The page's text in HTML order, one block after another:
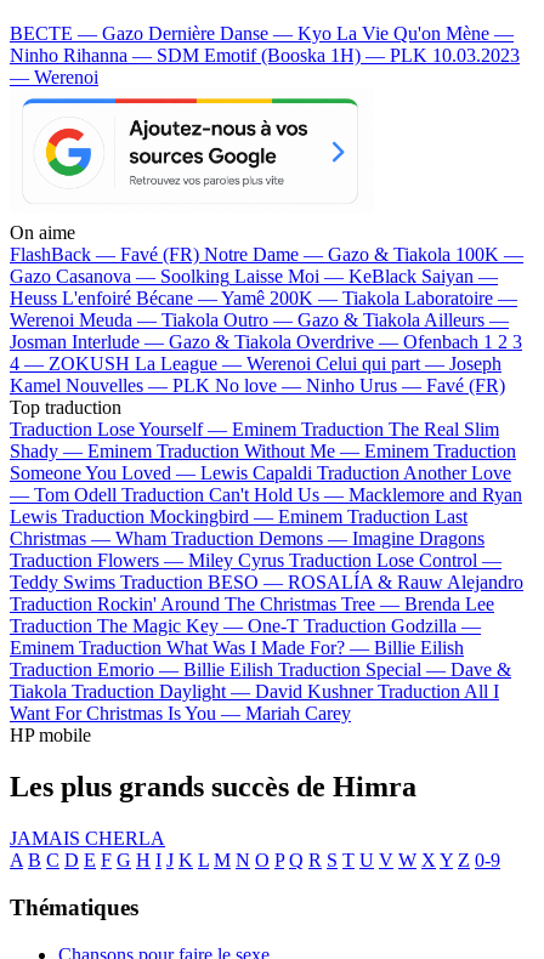
BECTE — Gazo Dernière Danse — Kyo La Vie Qu'on Mène —
Ninho Rihanna — SDM Emotif (Booska 1H) — PLK 10.03.2023
— Werenoi
On aime
FlashBack — Favé (FR) Notre Dame — Gazo & Tiakola 100K —
Gazo Casanova — Soolking Laisse Moi — KeBlack Saiyan —
Heuss L'enfoiré Bécane —Yamê 200K — Tiakola Laboratoire —
Werenoi Meuda — Tiakola Outro — Gazo & TiakolaAilleurs —
Josman Interlude — Gazo & Tiakola Overdrive — Ofenbach 1 2 3
4 — ZOKUSH La League — Werenoi Celui qui part — Joseph
Kamel Nouvelles — PLK No love — Ninho Urus — Favé (FR)
Top traduction
Traduction Lose Yourself — Eminem Traduction The Real Slim
Shady — Eminem Traduction Without Me — Eminem Traduction
Someone You Loved — Lewis Capaldi Traduction Another Love
— Tom Odell Traduction Can't Hold Us — Macklemore and Ryan
Lewis Traduction Mockingbird — Eminem Traduction Last
Christmas — Wham Traduction Demons — Imagine Dragons
Traduction Flowers — Miley Cyrus Traduction Lose Control —
Teddy Swims Traduction BESO — ROSALÍA & Rauw Alejandro
Traduction Rockin' Around The Christmas Tree — Brenda Lee
Traduction The Magic Key — One-T Traduction Godzilla —
Eminem Traduction What Was I Made For? — Billie Eilish
Traduction Emorio — Billie Eilish Traduction Special — Dave &
Tiakola Traduction Daylight — David Kushner Traduction All I
Want For Christmas Is You — Mariah Carey
HP mobile
Les plus grands succès de Himra
JAMAIS CHERLA
A B C D E F G H I J K L M N O P Q R S T U V W X Y Z 0-9
Thématiques
Chansons pour faire le sexe